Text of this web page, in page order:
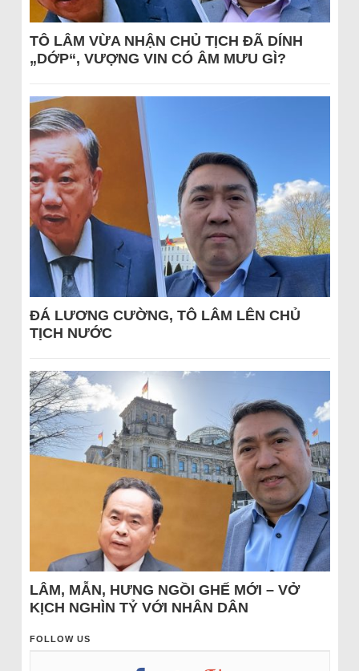
TÔ LÂM VỪA NHẬN CHỦ TỊCH ĐÃ DÍNH
„DỚP“, VƯỢNG VIN CÓ ÂM MƯU GÌ?
ĐÁ LƯƠNG CƯỜNG, TÔ LÂM LÊN CHỦ
TỊCH NƯỚC
LÂM, MẪN, HƯNG NGỒI GHẾ MỚI – VỞ
KỊCH NGHÌN TỶ VỚI NHÂN DÂN
FOLLOW US